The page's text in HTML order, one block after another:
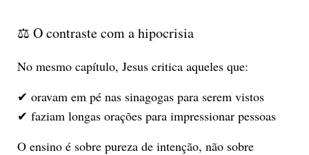
⚖️ O contraste com a hipocrisia
No mesmo capítulo, Jesus critica aqueles que:
✔ oravam em pé nas sinagogas para serem vistos
✔ faziam longas orações para impressionar pessoas
O ensino é sobre pureza de intenção, não sobre